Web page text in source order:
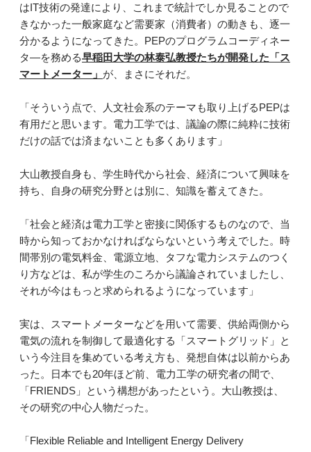
はIT技術の発達により、これまで統計でしか見ることので
きなかった一般家庭など需要家（消費者）の動きも、逐一
分かるようになってきた。PEPのプログラムコーディネー
タ―を務める早稲田大学の林泰弘教授たちが開発した「ス
マートメーター」 が、まさにそれだ。
「そういう点で、人文社会系のテーマも取り上げるPEPは
有用だと思います。電力工学では、議論の際に純粋に技術
だけの話では済まないことも多くあります」
大山教授自身も、学生時代から社会、経済について興味を
持ち、自身の研究分野とは別に、知識を蓄えてきた。
「社会と経済は電力工学と密接に関係するものなので、当
時から知っておかなければならないという考えでした。時
間帯別の電気料金、電源立地、タフな電力システムのつく
り方などは、私が学生のころから議論されていましたし、
それが今はもっと求められるようになっています」
実は、スマートメーターなどを用いて需要、供給両側から
電気の流れを制御して最適化する「スマートグリッド」と
いう今注目を集めている考え方も、発想自体は以前からあ
った。日本でも20年ほど前、電力工学の研究者の間で、
「FRIENDS」という構想があったという。大山教授は、
その研究の中心人物だった。
「Flexible Reliable and Intelligent Energy Delivery